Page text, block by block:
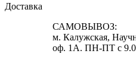
Доставка
САМОВЫВОЗ:
м. Калужская,
оф. 1А. ПН-ПТ с